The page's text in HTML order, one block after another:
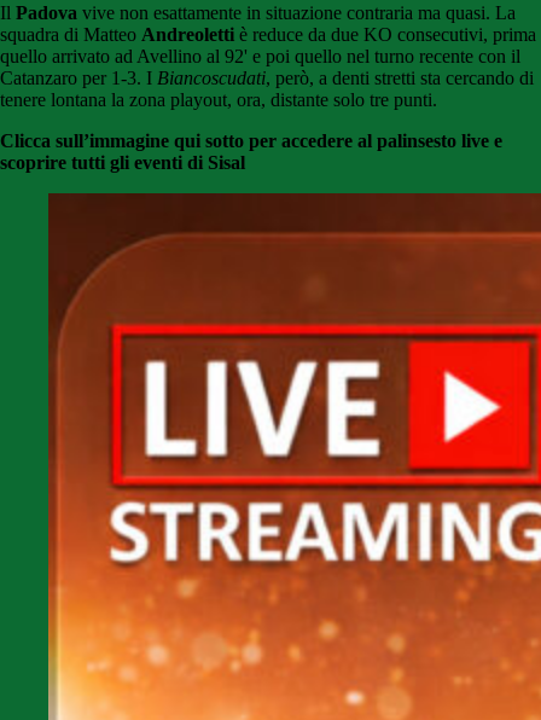
Il Padova vive non esattamente in situazione contraria ma quasi. La
squadra di Matteo Andreoletti è reduce da due KO consecutivi, prima
quello arrivato ad Avellino al 92' e poi quello nel turno recente con il
Catanzaro per 1-3. I Biancoscudati, però, a denti stretti sta cercando di
tenere lontana la zona playout, ora, distante solo tre punti.
Clicca sull’immagine qui sotto per accedere al palinsesto live e
scoprire tutti gli eventi di Sisal